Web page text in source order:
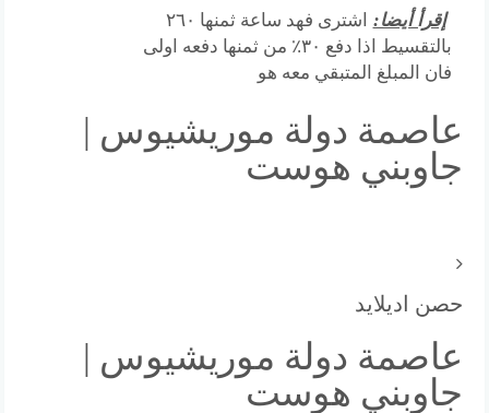
إقرأ أيضا:
اشترى فهد ساعة ثمنها ٢٦٠
بالتقسيط اذا دفع ٣٠٪؜ من ثمنها دفعه اولى
فان المبلغ المتبقي معه هو
عاصمة دولة موريشيوس |
جاوبني هوست
حصن اديلايد
عاصمة دولة موريشيوس |
جاوبني هوست